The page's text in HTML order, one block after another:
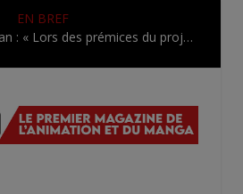
EN BREF
[Entretien] Mokochan : « Lors des prémices du projet, il était déjà demandé de suivre au mieux le manga originel.»